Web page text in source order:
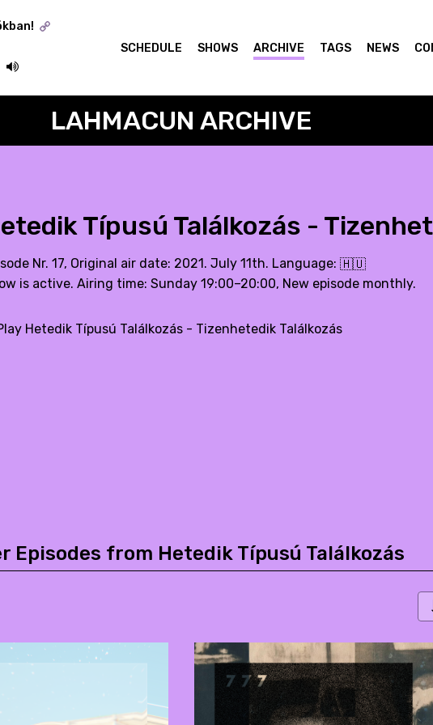
SCHEDULE
SHOWS ARCHIVE TAGS NEWS
LAHMACUN ARCHIVE
Típusú Találkozás -
Nr. 17, Original air date: 2021. July 11th. Language: 🇭🇺
is active. Airing time: Sunday 19:00–20:00, New episode monthly.
Hetedik Típusú Találkozás - Tizenhetedik Találkozás
Episodes from Hetedik Típusú Találkozás